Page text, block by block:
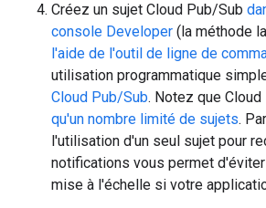
Créez un sujet Cloud Pub/Sub
console Developer (la méthode
l'aide de l'outil de ligne de
utilisation programmatique
Cloud Pub/Sub. Notez que
qu'un nombre limité de sujets.
l'utilisation d'un seul sujet pour
notifications vous permet
mise à l'échelle si votre